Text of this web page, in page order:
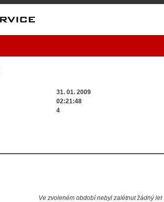
31. 01. 2009
02:21:48
4
Ve zvoleném období nebyl zalétnut žádný let